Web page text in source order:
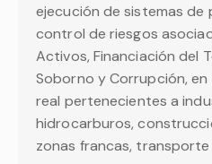
ejecución de sistemas de
control de riesgos
Activos, Financiación del
Soborno y Corrupción,
real pertenecientes a
hidrocarburos,
zonas francas, transporte